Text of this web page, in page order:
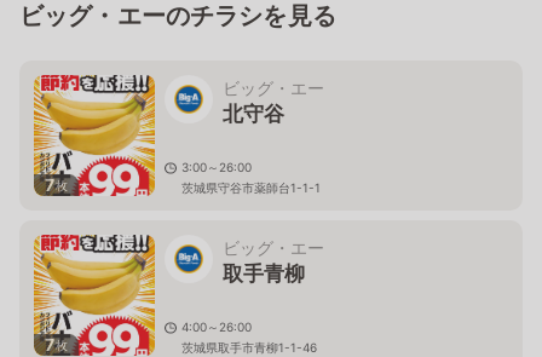
ビッグ・エーのチラシを見る
7枚
ビッグ・エー
北守谷
3:00～26:00
茨城県守谷市薬師台1-1-1
7枚
ビッグ・エー
取手青柳
4:00～26:00
茨城県取手市青柳1-1-46